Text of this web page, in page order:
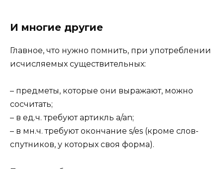
И многие другие
Главное, что нужно помнить, при употреблении
исчисляемых существительных:
– предметы, которые они выражают, можно
сосчитать;
– в ед.ч. требуют артикль a/an;
– в мн.ч. требуют окончание s/es (кроме слов-
спутников, у которых своя форма).